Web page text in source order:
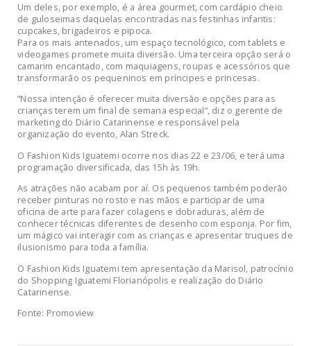
Um deles, por exemplo, é a área gourmet, com cardápio cheio
de guloseimas daquelas encontradas nas festinhas infantis:
cupcakes, brigadeiros e pipoca.
Para os mais antenados, um espaço tecnológico, com tablets e
videogames promete muita diversão. Uma terceira opção será o
camarim encantado, com maquiagens, roupas e acessórios que
transformarão os pequeninos em príncipes e princesas.
“Nossa intenção é oferecer muita diversão e opções para as
crianças terem um final de semana especial”, diz o gerente de
marketing do Diário Catarinense e responsável pela
organização do evento, Alan Streck.
O Fashion Kids Iguatemi ocorre nos dias 22 e 23/06, e terá uma
programação diversificada, das 15h às 19h.
As atrações não acabam por aí. Os pequenos também poderão
receber pinturas no rosto e nas mãos e participar de uma
oficina de arte para fazer colagens e dobraduras, além de
conhecer técnicas diferentes de desenho com esponja. Por fim,
um mágico vai interagir com as crianças e apresentar truques de
ilusionismo para toda a família.
O Fashion Kids Iguatemi tem apresentação da Marisol, patrocínio
do Shopping Iguatemi Florianópolis e realização do Diário
Catarinense.
Fonte: Promoview